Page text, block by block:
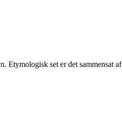
set er det sammensat